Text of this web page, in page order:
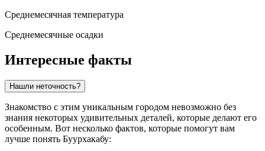
Среднемесячная температура
Среднемесячные осадки
Интересные факты
Нашли неточность?
Знакомство с этим уникальным городом невозможно без
знания некоторых удивительных деталей, которые делают его
особенным. Вот несколько фактов, которые помогут вам
лучше понять Буурхакабу: